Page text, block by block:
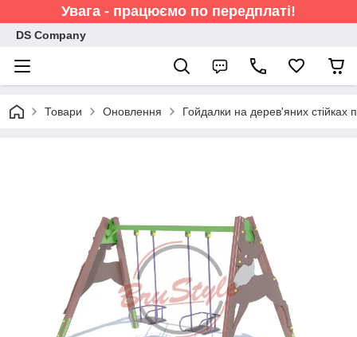
Увага - працюємо по передплаті!
DS Company
Товари Оновлення Гойдалки на дерев'яних стійках